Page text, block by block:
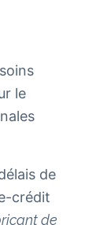
le
de
crédit
de